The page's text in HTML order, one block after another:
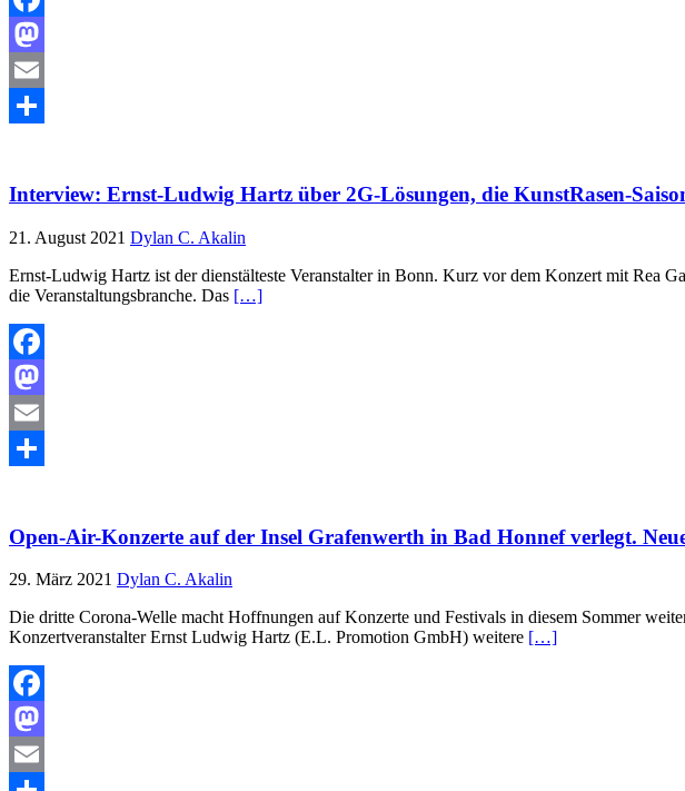
Facebook
Mastodon
Email
Interview: Ernst-Ludwig Hartz über 2G-Lösungen, die KunstRasen-
21. August 2021 Dylan C. Akalin
Ernst-Ludwig Hartz ist der dienstälteste Veranstalter in Bonn. Kurz vor dem Konzert mit Rea
die Veranstaltungsbranche. Das […]
Facebook
Mastodon
Email
Open-Air-Konzerte auf der Insel Grafenwerth in Bad Honnef verlegt.
29. März 2021 Dylan C. Akalin
Die dritte Corona-Welle macht Hoffnungen auf Konzerte und Festivals in diesem Sommer
Konzertveranstalter Ernst Ludwig Hartz (E.L. Promotion GmbH) weitere […]
Facebook
Mastodon